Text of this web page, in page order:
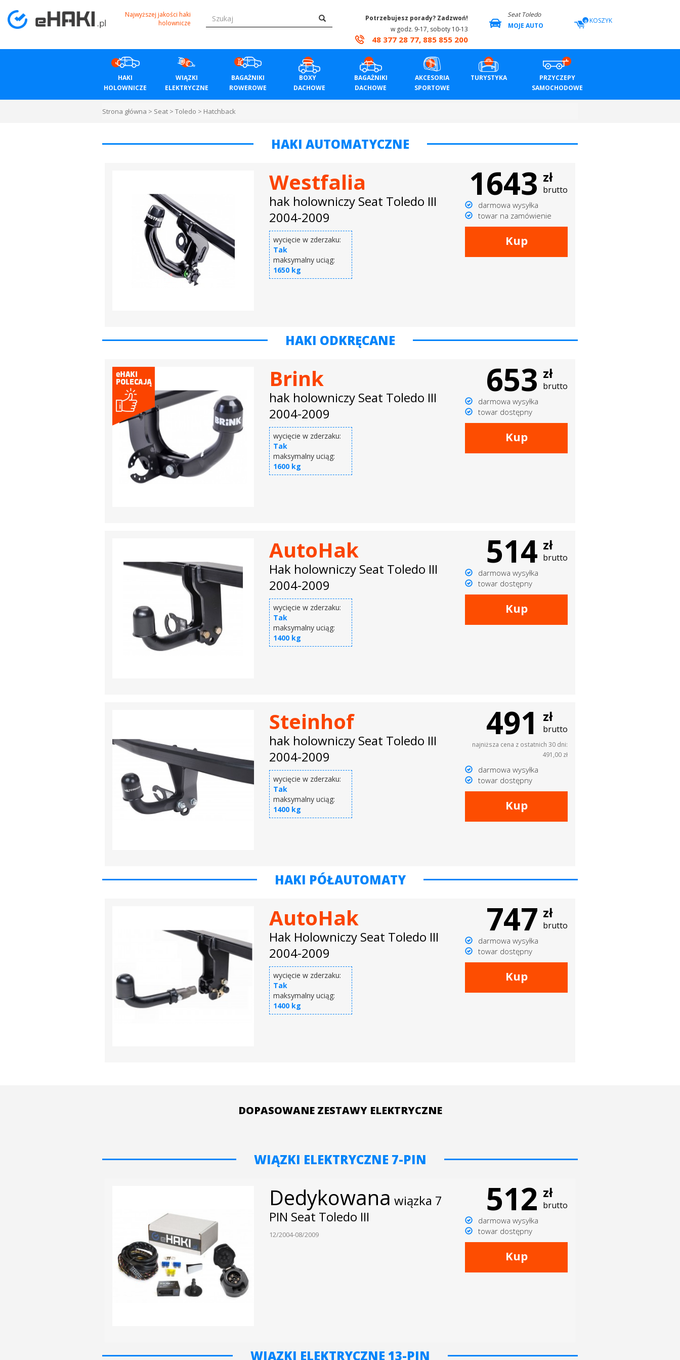
Menu
Najwyższej jakości haki
holownicze
Potrzebujesz porady? Zadzwoń!
w godz. 9-17, soboty 10-13
48 377 28 77, 885 855 200
Seat Toledo
MOJE AUTO
0 KOSZYK
HAKI
HOLOWNICZE
WIĄZKI
ELEKTRYCZNE
BAGAŻNIKI
ROWEROWE
BOXY
DACHOWE
BAGAŻNIKI
DACHOWE
AKCESORIA
SPORTOWE
TURYSTYKA
PRZYCZEPY
SAMOCHODOWE
Strona główna > Seat > Toledo > Hatchback
HAKI AUTOMATYCZNE
Westfalia
hak holowniczy Seat Toledo III
2004-2009
wycięcie w zderzaku:
Tak
maksymalny uciąg:
1650 kg
1643 zł
brutto
darmowa wysyłka
towar na zamówienie
Kup
HAKI ODKRĘCANE
Brink
hak holowniczy Seat Toledo III
2004-2009
wycięcie w zderzaku:
Tak
maksymalny uciąg:
1600 kg
653 zł
brutto
darmowa wysyłka
towar dostępny
Kup
AutoHak
Hak holowniczy Seat Toledo III
2004-2009
wycięcie w zderzaku:
Tak
maksymalny uciąg:
1400 kg
514 zł
brutto
darmowa wysyłka
towar dostępny
Kup
Steinhof
hak holowniczy Seat Toledo III
2004-2009
wycięcie w zderzaku:
Tak
maksymalny uciąg:
1400 kg
491 zł
brutto
najniższa cena z ostatnich 30 dni:
491,00 zł
darmowa wysyłka
towar dostępny
Kup
HAKI PÓŁAUTOMATY
AutoHak
Hak Holowniczy Seat Toledo III
2004-2009
wycięcie w zderzaku:
Tak
maksymalny uciąg:
1400 kg
747 zł
brutto
darmowa wysyłka
towar dostępny
Kup
DOPASOWANE ZESTAWY ELEKTRYCZNE
WIĄZKI ELEKTRYCZNE 7-PIN
Dedykowana wiązka 7
PIN Seat Toledo III
12/2004-08/2009
512 zł
brutto
darmowa wysyłka
towar dostępny
Kup
WIĄZKI ELEKTRYCZNE 13-PIN